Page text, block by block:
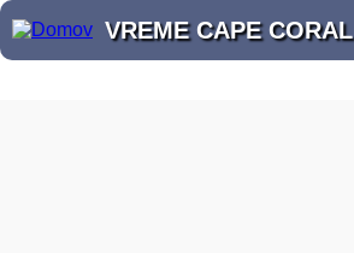
VREME CAPE CORAL